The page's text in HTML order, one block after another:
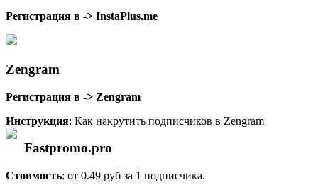
Регистрация в -> InstaPlus.me
Zengram
Регистрация в -> Zengram
Инструкция: Как накрутить подписчиков в Zengram
Fastpromo.pro
Стоимость: от 0.49 руб за 1 подписчика.